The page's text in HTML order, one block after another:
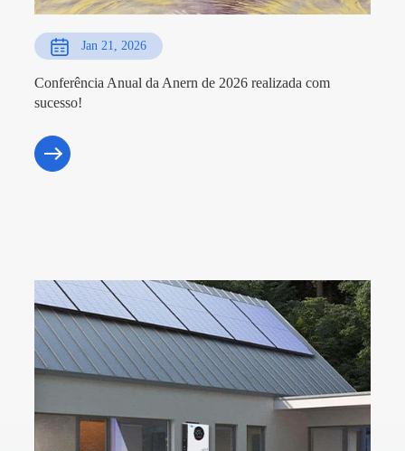
Jan 21, 2026
Conferência Anual da Anern de 2026 realizada com
sucesso!